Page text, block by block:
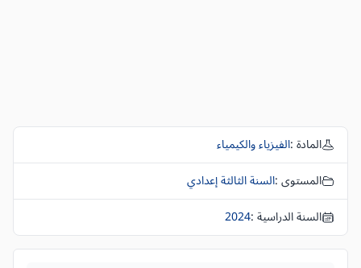
المادة :الفيزياء والكيمياء
المستوى :السنة الثالثة إعدادي
السنة الدراسية :2024